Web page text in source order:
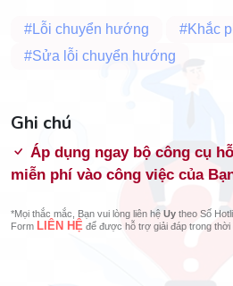
#Lỗi chuyển hướng
#Khắc
#Sửa lỗi chuyển hướng
Ghi chú
Áp dụng ngay bộ công cụ
miễn phí vào công việc của
*Mọi thắc mắc, Bạn vui lòng liên hệ Uy theo Số
Form LIÊN HỆ để được hỗ trợ giải đáp trong thời